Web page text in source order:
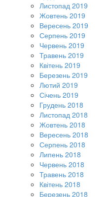
Листопад 2019
Жовтень 2019
Вересень 2019
Серпень 2019
Червень 2019
Травень 2019
Квітень 2019
Березень 2019
Лютий 2019
Січень 2019
Грудень 2018
Листопад 2018
Жовтень 2018
Вересень 2018
Серпень 2018
Липень 2018
Червень 2018
Травень 2018
Квітень 2018
Березень 2018